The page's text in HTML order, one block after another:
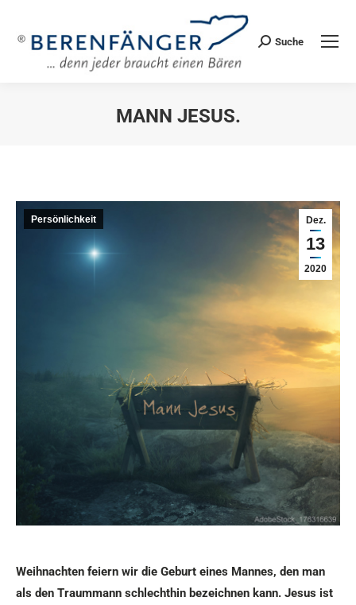
Search:
Suche
MANN JESUS.
Dez.
13
2020
Persönlichkeit
Weihnachten feiern wir die Geburt eines Mannes, den man
als den Traummann schlechthin bezeichnen kann. Jesus ist